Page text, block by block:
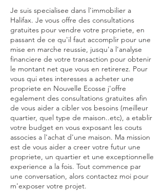
Je suis specialisee dans l'immobilier a
Halifax. Je vous offre des consultations
gratuites pour vendre votre propriete, en
passant de ce qu'il faut accomplir pour une
mise en marche reussie, jusqu'a l'analyse
financiere de votre transaction pour obtenir
le montant net que vous en retirerez. Pour
vous qui etes interesses a acheter une
propriete en Nouvelle Ecosse j'offre
egalement des consultations gratuites afin
de vous aider a cibler vos besoins (meilleur
quartier, quel type de maison..etc), a etablir
votre budget en vous exposant les couts
associes a l'achat d'une maison. Ma mission
est de vous aider a creer votre futur une
propriete, un quartier et une exceptionnelle
experience a la fois. Tout commence par
une conversation, alors contactez moi pour
m'exposer votre projet.